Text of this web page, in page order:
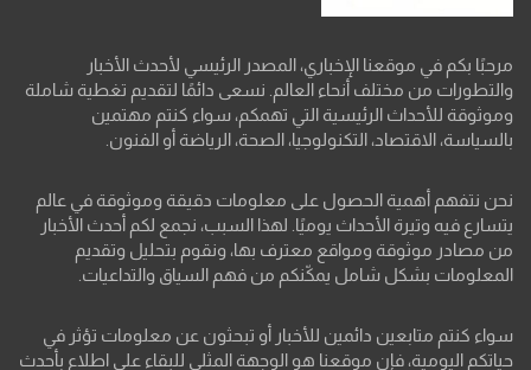
مرحبًا بكم في موقعنا الإخباري، المصدر الرئيسي لأحدث الأخبار
والتطورات من مختلف أنحاء العالم. نسعى دائمًا لتقديم تغطية شاملة
وموثوقة للأحداث الرئيسية التي تهمكم، سواء كنتم مهتمين
بالسياسة، الاقتصاد، التكنولوجيا، الصحة، الرياضة أو الفنون.
نحن نتفهم أهمية الحصول على معلومات دقيقة وموثوقة في عالم
يتسارع فيه وتيرة الأحداث يوميًا. لهذا السبب، نجمع لكم أحدث الأخبار
من مصادر موثوقة ومواقع معترف بها، ونقوم بتحليل وتقديم
المعلومات بشكل شامل يمكّنكم من فهم السياق والتداعيات.
سواء كنتم متابعين دائمين للأخبار أو تبحثون عن معلومات تؤثر في
حياتكم اليومية، فإن موقعنا هو الوجهة المثلى للبقاء على اطلاع بأحدث